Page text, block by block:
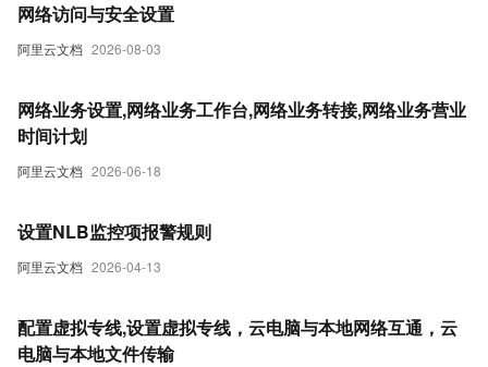
阿里云文档 2026-08-03
网络访问与安全设置
阿里云文档 2026-06-18
网络业务设置,网络业务工作台,网络业务转接,网络业务营业
时间计划
阿里云文档 2026-04-13
设置NLB监控项报警规则
配置虚拟专线,设置虚拟专线，云电脑与本地网络互通，云
电脑与本地文件传输